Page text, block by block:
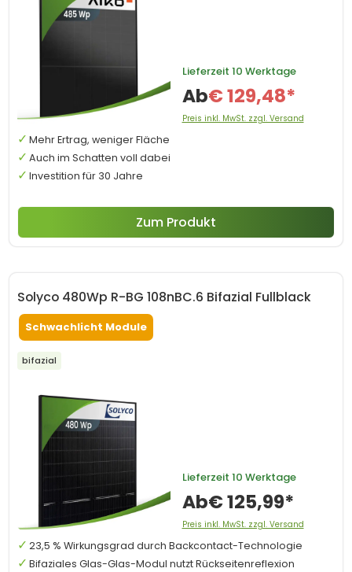
Lieferzeit 10 Werktage
Ab€ 129,48*
Preis inkl. MwSt. zzgl. Versand
Mehr Ertrag, weniger Fläche
Auch im Schatten voll dabei
Investition für 30 Jahre
Zum Produkt
Schwachlicht Module
Solyco 480Wp R-BG 108nBC.6 Bifazial Fullblack
bifazial
Lieferzeit 10 Werktage
Ab€ 125,99*
Preis inkl. MwSt. zzgl. Versand
23,5 % Wirkungsgrad durch Backcontact-Technologie
Bifaziales Glas-Glas-Modul nutzt Rückseitenreflexion